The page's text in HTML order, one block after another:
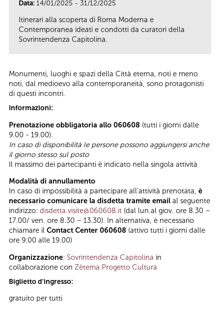
Data: 14/01/2025 - 31/12/2025
Itinerari alla scoperta di Roma Moderna e
Contemporanea ideati e condotti da curatori della
Sovrintendenza Capitolina.
Monumenti, luoghi e spazi della Città eterna, noti e meno
noti, dal medioevo alla contemporaneità, sono protagonisti
di questi incontri.
Informazioni:
Prenotazione obbligatoria allo 060608 (tutti i giorni dalle
9.00 - 19.00).
In caso di disponibilità le persone possono aggiungersi anche
il giorno stesso sul posto
Il massimo dei partecipanti è indicato nella singola attività
Modalità di annullamento
In caso di impossibilità a partecipare all’attività prenotata, è
necessario comunicare la disdetta tramite email al seguente
indirizzo: disdetta.visite@060608.it (dal lun.al giov. ore 8.30 –
17.00/ ven. ore 8.30 – 13.30). In alternativa, è necessario
chiamare il Contact Center 060608 (attivo tutti i giorni dalle
ore 9.00 alle 19.00)
Organizzazione: Sovrintendenza Capitolina in
collaborazione con Zètema Progetto Cultura
Biglietto d'ingresso:
gratuito per tutti